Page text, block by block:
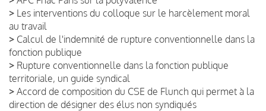
> Les interventions du colloque sur le harcèlement moral
au travail
> Calcul de l'indemnité de rupture conventionnelle dans la
fonction publique
> Rupture conventionnelle dans la fonction publique
territoriale, un guide syndical
> Accord de composition du CSE de Flunch qui permet à la
direction de désigner des élus non syndiqués